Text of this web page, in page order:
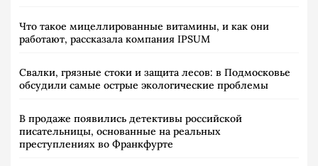
Что такое мицеллированные витамины, и как они
работают, рассказала компания IPSUM
Свалки, грязные стоки и защита лесов: в Подмосковье
обсудили самые острые экологические проблемы
В продаже появились детективы российской
писательницы, основанные на реальных
преступлениях во Франкфурте